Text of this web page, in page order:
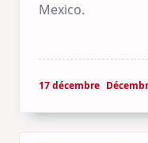
Mexico.
17 décembre